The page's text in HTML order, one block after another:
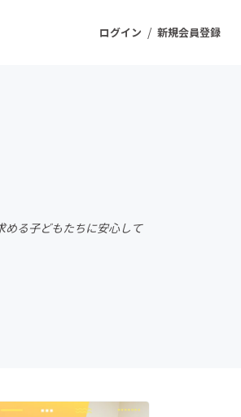
ログイン / 新規会員登録
ション
める子どもたちに安心して